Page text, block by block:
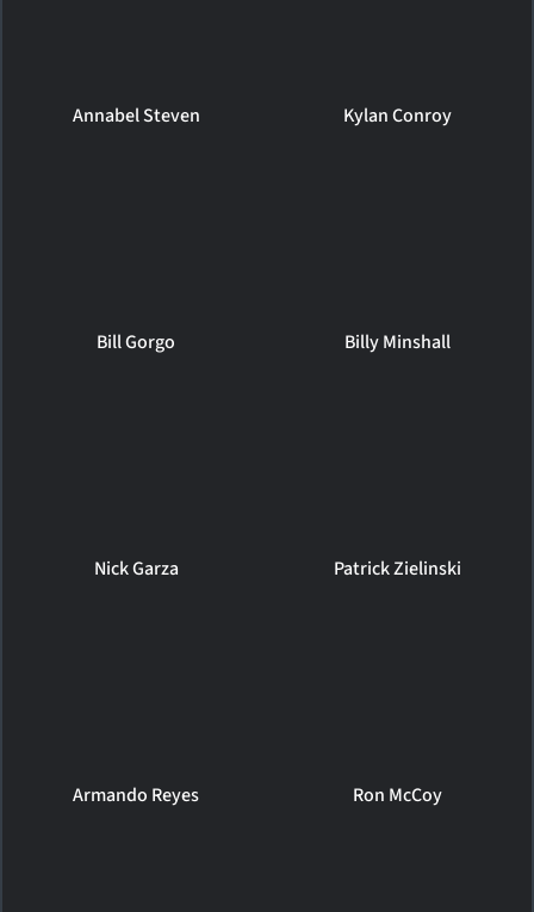
Annabel Steven Kylan Conroy
Bill Gorgo Billy Minshall
Nick Garza Patrick Zielinski
Armando Reyes Ron McCoy